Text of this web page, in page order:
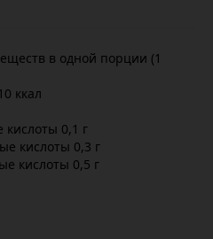
в одной порции (1
ккал
0,1 г
кислоты 0,3 г
кислоты 0,5 г